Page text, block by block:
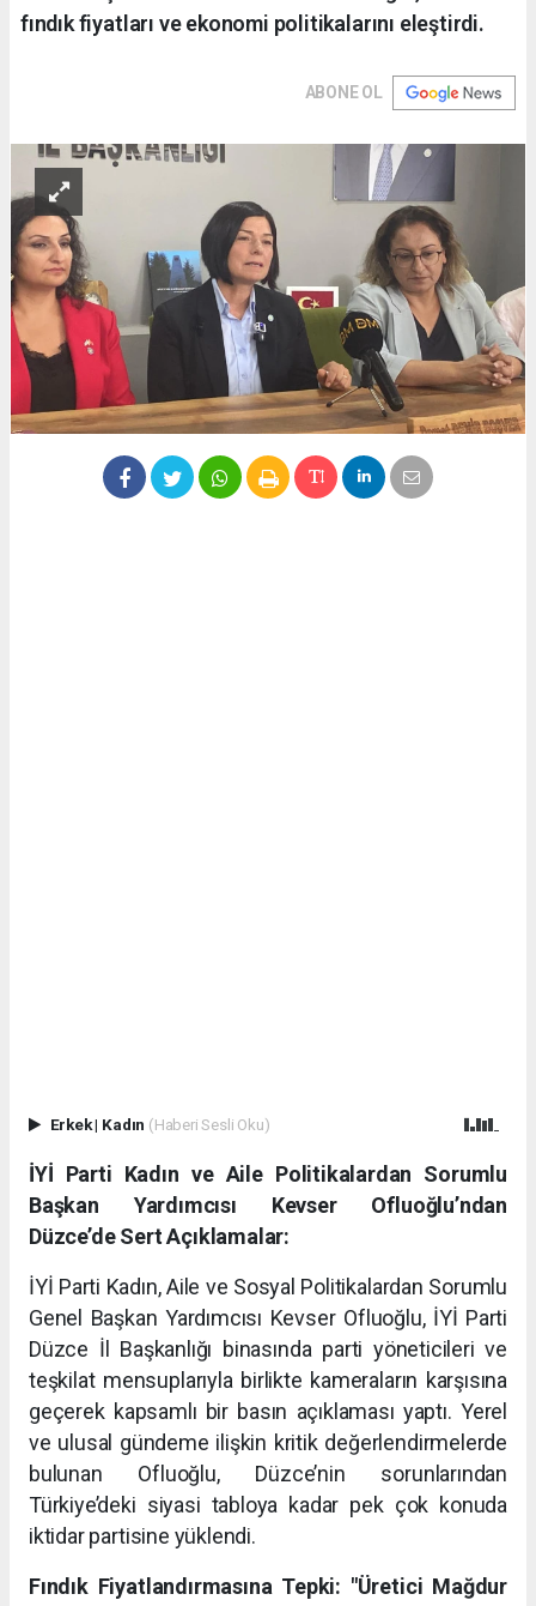
fındık fiyatları ve ekonomi politikalarını eleştirdi.
ABONE OL
Erkek| Kadın (Haberi Sesli Oku)
İYİ Parti Kadın ve Aile Politikalardan Sorumlu
Başkan Yardımcısı Kevser Ofluoğlu’ndan
Düzce’de Sert Açıklamalar:
İYİ Parti Kadın, Aile ve Sosyal Politikalardan Sorumlu
Genel Başkan Yardımcısı Kevser Ofluoğlu, İYİ Parti
Düzce İl Başkanlığı binasında parti yöneticileri ve
teşkilat mensuplarıyla birlikte kameraların karşısına
geçerek kapsamlı bir basın açıklaması yaptı. Yerel
ve ulusal gündeme ilişkin kritik değerlendirmelerde
bulunan Ofluoğlu, Düzce’nin sorunlarından
Türkiye’deki siyasi tabloya kadar pek çok konuda
iktidar partisine yüklendi.
Fındık Fiyatlandırmasına Tepki: "Üretici Mağdur